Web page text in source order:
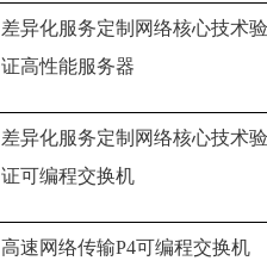
差异化服务定制网络核心技术
证高性能服务器
差异化服务定制网络核心技术
证可编程交换机
高速网络传输P4可编程交换机